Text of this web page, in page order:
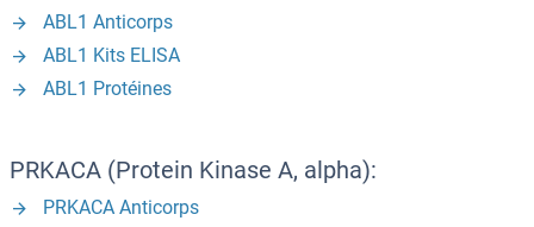
ABL1 Anticorps
ABL1 Kits ELISA
ABL1 Protéines
PRKACA (Protein Kinase A, alpha):
PRKACA Anticorps